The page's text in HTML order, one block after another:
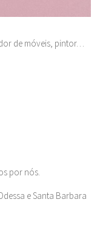
de móveis, pintor…
por nós.
e Santa Barbara